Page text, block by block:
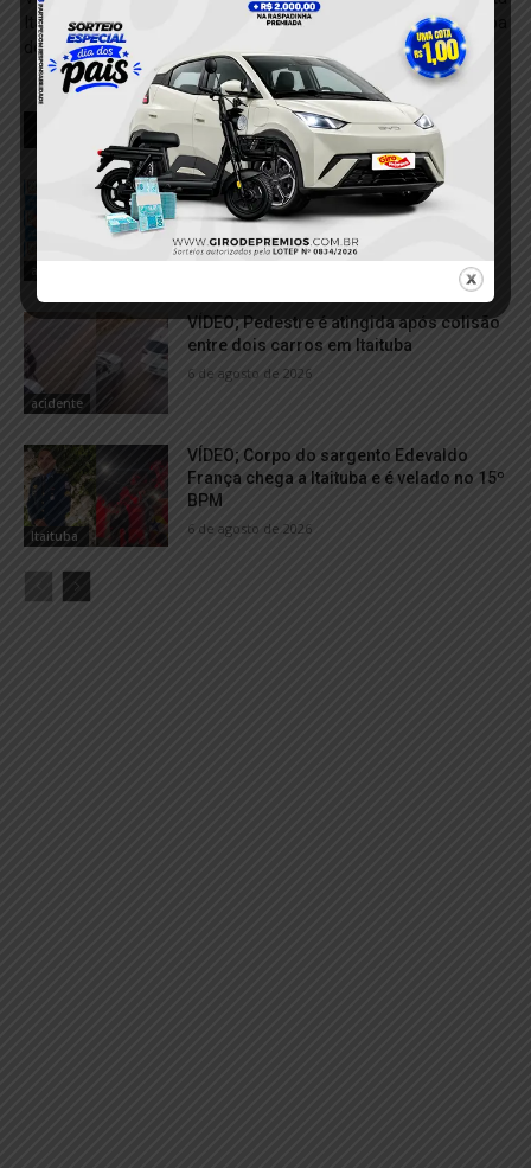
Itaituba: Mulher se defende
de agressões com faca
furtada em Itaituba
RELACIONADOS
Motorista é preso por suspeita de
embriaguez após acidente que deixou
pedestre ferida em Itaituba
6 de agosto de 2026
acidente
VÍDEO; Pedestre é atingida após colisão
entre dois carros em Itaituba
6 de agosto de 2026
Itaituba
VÍDEO; Corpo do sargento Edevaldo
França chega a Itaituba e é velado no 15º
BPM
6 de agosto de 2026